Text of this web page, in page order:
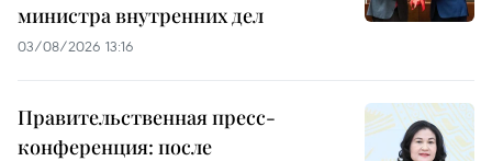
министра внутренних дел
03/08/2026 13:16
Правительственная пресс-
конференция: после